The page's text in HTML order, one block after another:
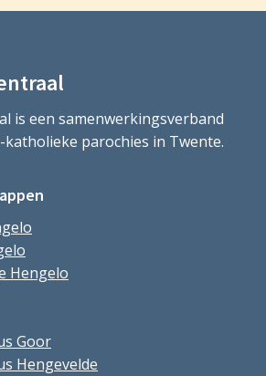
is een samenwerkingsverband
parochies in Twente.
Hengelo
Goor
Hengevelde